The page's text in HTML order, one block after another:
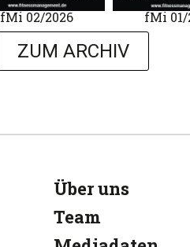
fMi 02/2026 fMi 01/
ZUM ARCHIV
Über uns
Team